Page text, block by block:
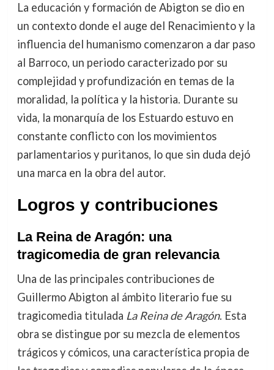
La educación y formación de Abigton se dio en
un contexto donde el auge del Renacimiento y la
influencia del humanismo comenzaron a dar paso
al Barroco, un periodo caracterizado por su
complejidad y profundización en temas de la
moralidad, la política y la historia. Durante su
vida, la monarquía de los Estuardo estuvo en
constante conflicto con los movimientos
parlamentarios y puritanos, lo que sin duda dejó
una marca en la obra del autor.
Logros y contribuciones
La Reina de Aragón: una
tragicomedia de gran relevancia
Una de las principales contribuciones de
Guillermo Abigton al ámbito literario fue su
tragicomedia titulada La Reina de Aragón. Esta
obra se distingue por su mezcla de elementos
trágicos y cómicos, una característica propia de